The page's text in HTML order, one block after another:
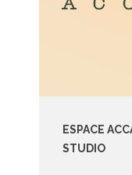
ESPACE
STUDIO